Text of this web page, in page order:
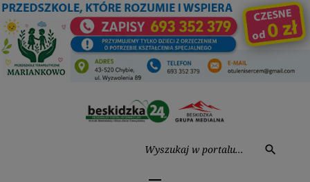
Przejdź
do
treści
search